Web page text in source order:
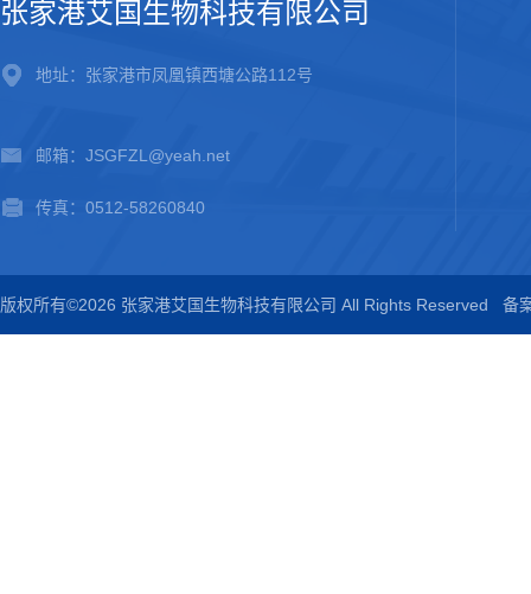
张家港艾国生物科技有限公司
地址：张家港市凤凰镇西塘公路112号
邮箱：JSGFZL@yeah.net
传真：0512-58260840
版权所有©2026 张家港艾国生物科技有限公司 All Rights Reserved 备